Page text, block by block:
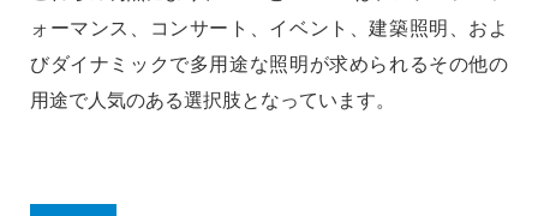
ォーマンス、コンサート、イベント、建築照明、およ
びダイナミックで多用途な照明が求められるその他の
用途で人気のある選択肢となっています。